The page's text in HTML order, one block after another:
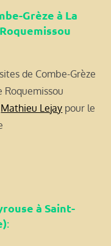
Grèze à La
de Combe-Grèze
Roquemissou
Mathieu Lejay pour le
à Saint-
: